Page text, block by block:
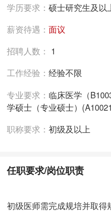
学历要求：硕士研究生及以
薪资待遇：面议
招聘人数： 1
工作经验：经验不限
专业要求： 临床医学（
学硕士（专业硕士）
职称要求：初级及以上
任职要求/岗位职责
初级医师需完成规培并取得